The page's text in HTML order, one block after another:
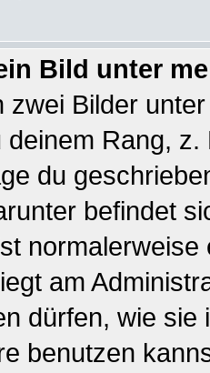
Bild unter
zwei Bilder
Rang,
du
befindet
am
dürfen, wie
benutzen